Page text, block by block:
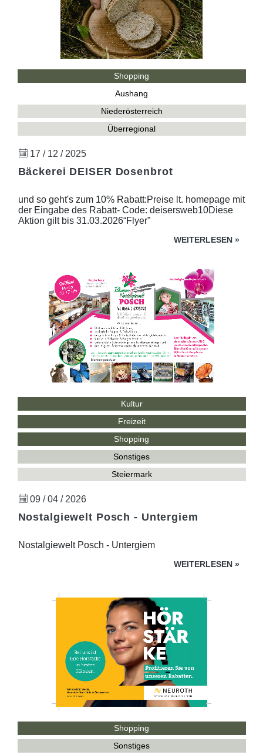
Shopping
Aushang
Niederösterreich
Überregional
17 / 12 / 2025
Bäckerei DEISER Dosenbrot
und so geht's zum 10% Rabatt:Preise lt. homepage mit
der Eingabe des Rabatt- Code: deisersweb10Diese
Aktion gilt bis 31.03.2026“Flyer”
WEITERLESEN »
Kultur
Freizeit
Shopping
Sonstiges
Steiermark
09 / 04 / 2026
Nostalgiewelt Posch - Untergiem
Nostalgiewelt Posch - Untergiem
WEITERLESEN »
Shopping
Sonstiges